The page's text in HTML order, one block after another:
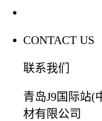
CONTACT US
联系我们
青岛J9国际站(
材有限公司